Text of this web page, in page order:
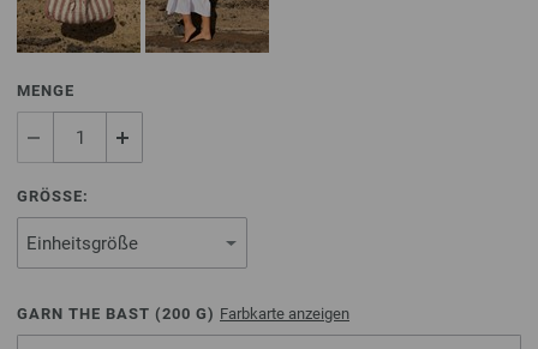
MENGE
GRÖSSE:
GARN THE BAST (200 G) Farbkarte anzeigen